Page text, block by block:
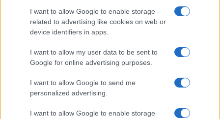
I want to allow Google to enable storage
related to advertising like cookies on web or
device identifiers in apps.
I want to allow my user data to be sent to
Google for online advertising purposes.
I want to allow Google to send me
personalized advertising.
I want to allow Google to enable storage